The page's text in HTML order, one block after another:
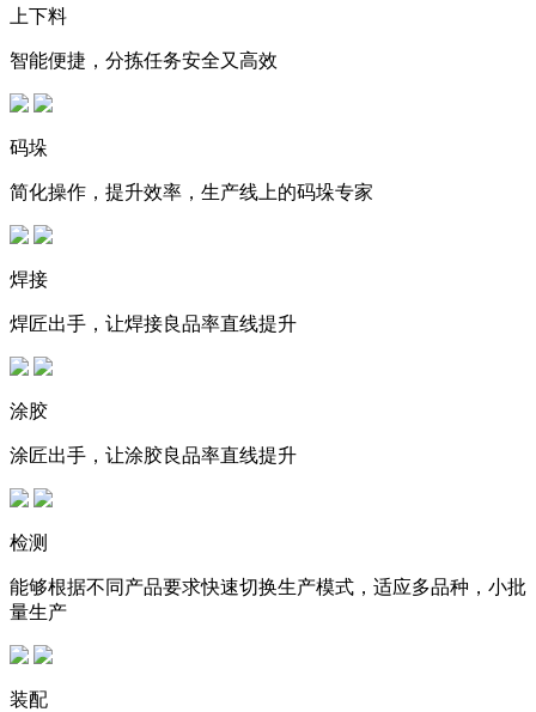
上下料
智能便捷，分拣任务安全又高效
码垛
简化操作，提升效率，生产线上的码垛专家
焊接
焊匠出手，让焊接良品率直线提升
涂胶
涂匠出手，让涂胶良品率直线提升
检测
能够根据不同产品要求快速切换生产模式，适应多品种，小批
量生产
装配